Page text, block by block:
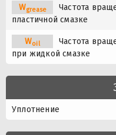
Wgrease
Частота
пластичной смазке
Woil
Частота
при жидкой смазке
Уплотнение